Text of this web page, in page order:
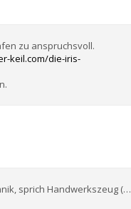
zu anspruchsvoll.
keil.com/die-iris-
sprich Handwerkszeug (…